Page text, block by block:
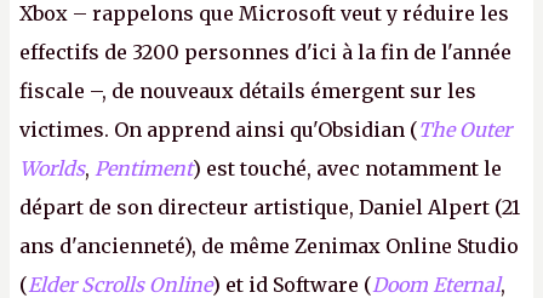
Xbox – rappelons que Microsoft veut y réduire les
effectifs de 3200 personnes d'ici à la fin de l'année
fiscale –, de nouveaux détails émergent sur les
victimes. On apprend ainsi qu'Obsidian (The Outer
Worlds, Pentiment) est touché, avec notamment le
départ de son directeur artistique, Daniel Alpert (21
ans d'ancienneté), de même Zenimax Online Studio
(Elder Scrolls Online) et id Software (Doom Eternal,